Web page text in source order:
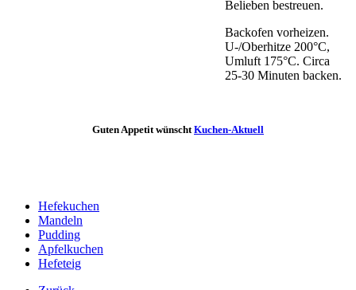
Belieben bestreuen.
Backofen vorheizen.
U-/Oberhitze 200°C,
Umluft 175°C. Circa
25-30 Minuten backen.
Guten Appetit wünschtKuchen-Aktuell
Hefekuchen
Mandeln
Pudding
Apfelkuchen
Hefeteig